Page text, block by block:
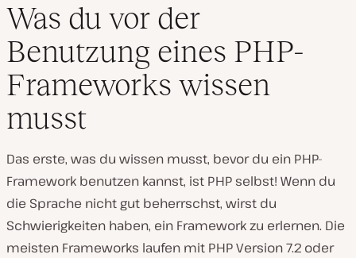
Was du vor der
Benutzung eines PHP-
Frameworks wissen
musst
Das erste, was du wissen musst, bevor du ein PHP-
Framework benutzen kannst, ist PHP selbst! Wenn du
die Sprache nicht gut beherrschst, wirst du
Schwierigkeiten haben, ein Framework zu erlernen. Die
meisten Frameworks laufen mit PHP Version 7.2 oder